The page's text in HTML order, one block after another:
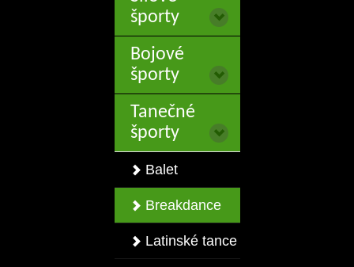
športy
Bojové
športy
Tanečné
športy
Balet
Breakdance
Latinské tance